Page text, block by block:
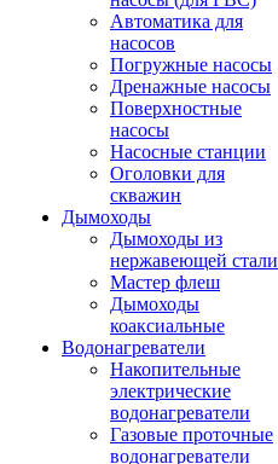
Автоматика для
насосов
Погружные насосы
Дренажные насосы
Поверхностные
насосы
Насосные станции
Оголовки для
скважин
Дымоходы
Дымоходы из
нержавеющей стали
Мастер флеш
Дымоходы
коаксиальные
Водонагреватели
Накопительные
электрические
водонагреватели
Газовые проточные
водонагреватели